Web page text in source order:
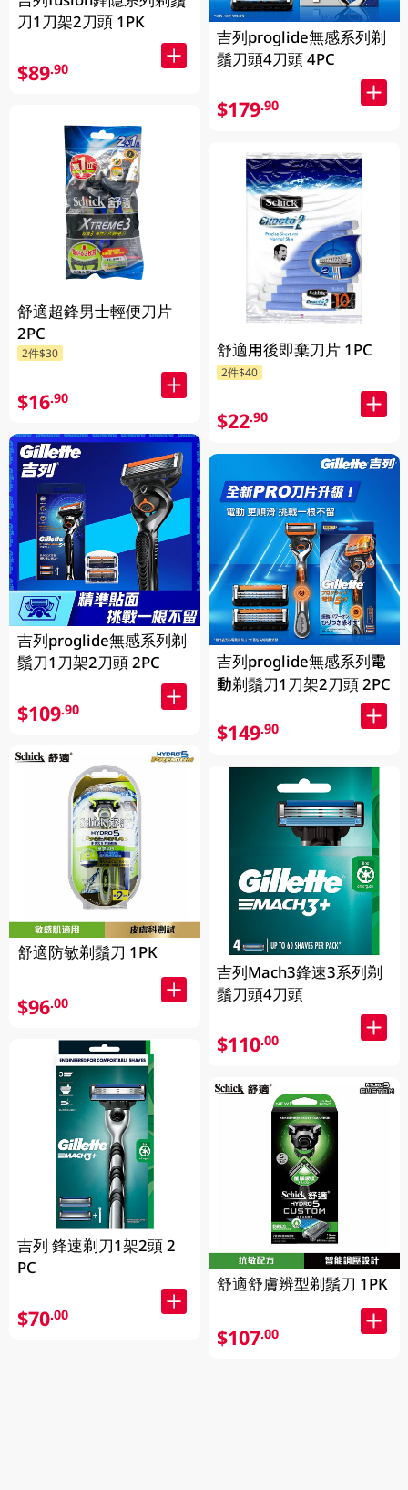
刀1刀架2刀頭 1PK
$89.90
舒適超鋒男士輕便刀片
2PC
2件$30
$16.90
吉列proglide無感系列剃
鬚刀1刀架2刀頭 2PC
$109.90
舒適防敏剃鬚刀 1PK
$96.00
吉列 鋒速剃刀1架2頭 2
PC
$70.00
吉列proglide無感系列剃
鬚刀頭4刀頭 4PC
$179.90
舒適用後即棄刀片 1PC
2件$40
$22.90
吉列proglide無感系列電
動剃鬚刀1刀架2刀頭 2PC
$149.90
吉列Mach3鋒速3系列剃
鬚刀頭4刀頭
$110.00
舒適舒膚辨型剃鬚刀 1PK
$107.00